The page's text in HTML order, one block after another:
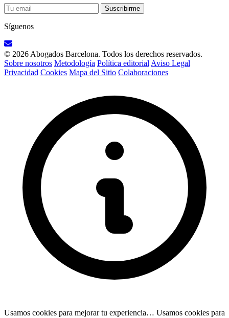
Suscribirme
Síguenos
© 2026 Abogados Barcelona. Todos los derechos reservados.
Sobre nosotros Metodología Política editorial Aviso Legal
Privacidad Cookies Mapa del Sitio Colaboraciones
Usamos cookies para mejorar tu experiencia… Usamos cookies para